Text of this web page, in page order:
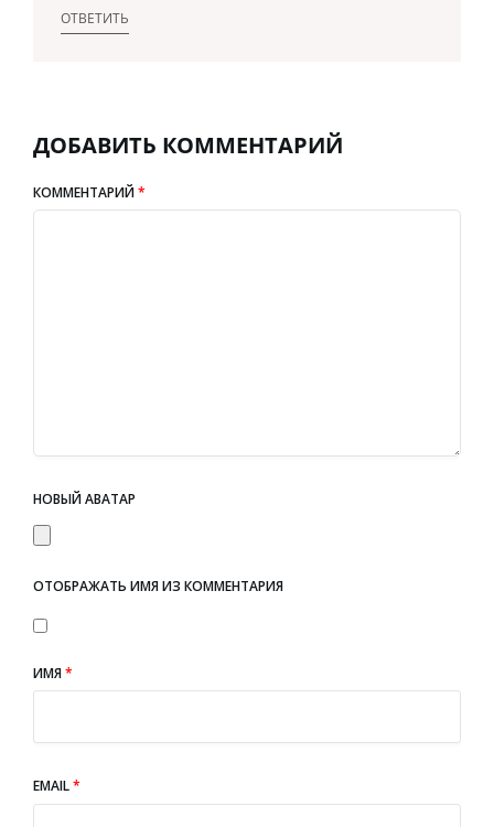
ОТВЕТИТЬ
ДОБАВИТЬ КОММЕНТАРИЙ
КОММЕНТАРИЙ*
НОВЫЙ АВАТАР
ОТОБРАЖАТЬ ИМЯ ИЗ КОММЕНТАРИЯ
ИМЯ*
EMAIL*